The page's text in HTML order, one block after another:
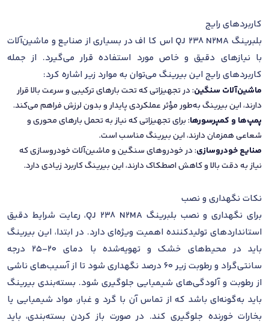
کاربردهای رایج
بلبرینگ QJ 238 N2MA اس کا اف در بسیاری از صنایع و ماشین‌آلات
با نیازهای دقیق و خاص مورد استفاده قرار می‌گیرد. از جمله
کاربردهای رایج این بیرینگ می‌توان به موارد زیر اشاره کرد:
ماشین‌آلات سنگین: در تجهیزاتی که تحت بارهای ترکیبی و سرعت بالا قرار
دارند، این بیرینگ به‌طور مؤثر عملکردی پایدار و بدون لرزش فراهم می‌کند.
پمپ‌ها و کمپرسورها: برای تجهیزاتی که نیاز به تحمل بارهای محوری و
شعاعی همزمان دارند، این بیرینگ مناسب است.
صنایع خودروسازی: در خودروهای سنگین و ماشین‌آلات خودروسازی که
نیاز به دقت بالا و کاهش اصطکاک دارند، این بیرینگ کاربرد زیادی دارد.
نکات نگهداری و نصب
برای نگهداری و نصب بلبرینگ QJ 238 N2MA، رعایت شرایط دقیق
استانداردهای تولیدکننده اهمیت ویژه‌ای دارد. در ابتدا، این بیرینگ
باید در محیط‌های خشک و تهویه‌شده با دمای 20-25 درجه
سانتی‌گراد و رطوبت زیر 60 درصد نگهداری شود تا از آسیب‌های ناشی
از رطوبت و آلودگی‌های شیمیایی جلوگیری شود. بسته‌بندی بیرینگ
باید به‌گونه‌ای باشد که از تماس آن با گرد و غبار، مواد شیمیایی یا
بخارات خورنده جلوگیری کند. در صورت باز کردن بسته‌بندی، باید